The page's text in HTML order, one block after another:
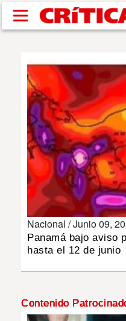
Pasar al contenido
SUCESOS
NACIONAL
POLÍTICA
SHOW
DEPORTES
Nacional /Junio 09,
Panamá bajo aviso
hasta el 12 de junio
Contenido